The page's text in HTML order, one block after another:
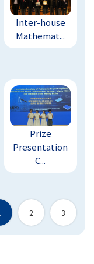
Inter-house
Mathemat...
Prize
Presentation
C...
2 3